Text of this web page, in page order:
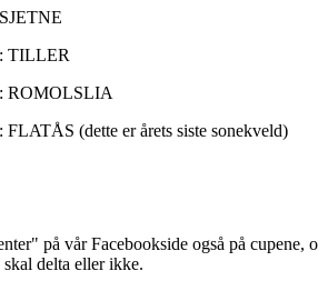
TILLER
ROMOLSLIA
FLATÅS (dette er årets siste sonekveld)
på vår Facebookside også på cupene,
skal delta eller ikke.